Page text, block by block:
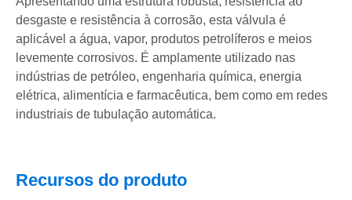
desgaste e resistência à corrosão, esta válvula é
aplicável a água, vapor, produtos petrolíferos e meios
levemente corrosivos. É amplamente utilizado nas
indústrias de petróleo, engenharia química, energia
elétrica, alimentícia e farmacêutica, bem como em redes
industriais de tubulação automática.
Recursos do produto